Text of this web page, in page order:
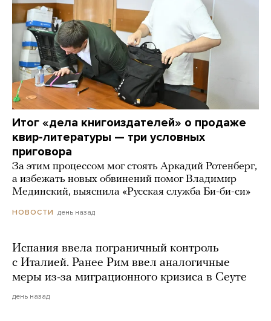
Итог «дела книгоиздателей» о продаже
квир-литературы — три условных
приговора
За этим процессом мог стоять Аркадий Ротенберг,
а избежать новых обвинений помог Владимир
Мединский, выяснила «Русская служба Би-би-си»
НОВОСТИ день назад
Испания ввела пограничный контроль
с Италией. Ранее Рим ввел аналогичные
меры из-за миграционного кризиса в Сеуте
день назад